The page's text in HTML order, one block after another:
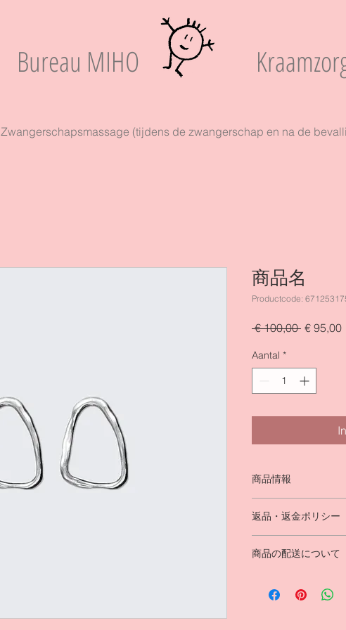
Bureau MIHO
Zwangerschapsmassage (tijdens de zwangerschap en na de
商品名
Productcode:
€ 100,00 Normale
€ 95,00
Aantal *
商品情報
明に加え、商品の特
しましょう。
返品・返金ポリシー
満足しなかった場合
顧客からの信頼を
だけます。
商品の配送について
する情報を入力し